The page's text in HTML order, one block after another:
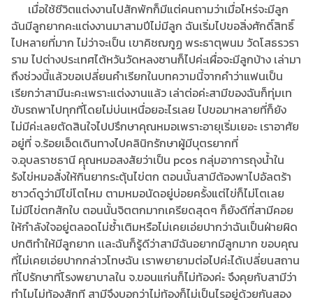
เมื่อใช้ชีวิตแต่งงานไปสักพักก็มีแต่คนถามว่าเมื่อไหร่จะมีลูก
ฉันมีลูกยากคะแต่งงานมาสามปีไม่มีลูก ฉันเริ่มไปขอสิ่งศักดิ์สิทธิ์
ไปหลายที่มาก ไม่ว่าจะเป็น เขาคิชฌกูฏ พระธาตุพนม วัดโสธรวรา
ราม ไปต่างประเทศไต้หวันวัดหลงซานก็ไปค่ะเผื่อจะมีลูกบ้าง เล่ามา
ถึงช่วงนี้แล้วขอเปลี่ยนคำเรียกในบทความนี้จากคำว่าแฟนเป็น
เรียกว่าสามีนะคะเพราะแต่งงานแล้ว เล่าต่อค่ะสามีของฉันก็ทุ่มเท
ขับรถพาไปทุกที่โดยไม่บ่นเหนื่อยอะไรเลย ไปขอมาหลายที่ก็ยัง
ไม่มีค่ะเลยตัดสินใจไปปรึกษาคุณหมอเพราะอายุเริ่มเยอะ เราอาศัย
อยู่ที่ จ.ร้อยเอ็ดเดินทางไปคลินิกรักษาผู้มีบุตรยากที่
จ.อุบลราชธานี คุุณหมอสงสัยว่าเป็น pcos กลุ่มอาการถุงน้ำใน
รังไข่หมอสั่งให้กินยากระตุ้นไข่ตก ตอนนั้นสามีต้องพาไปอัลตร้า
ซาวด์ดูว่ามีไข่โตไหม ตามหมอนัดอยู่บ่อยครั้งแต่ไข่ก็ไม่โตเลย
ไม่มีไข่ตกสักใบ ตอนนั้นจิตตกมากเครียดสุดๆ ก็ยังดีที่สามีคอย
ให้กำลังใจอยู่ตลอดไม่ซ้ำเติมหรือไม่เคยเอ่ยปากว่าฉันเป็นฝ่ายผิด
ปกติทำให้มีลูกยาก เเละฉันก็รู้ดีว่าสามีฉันอยากมีลูกมาก ขอบคุณ
ที่ไม่เคยเอ่ยปากกล่าวโทษฉัน เราพยายามต่อไปค่ะได้เปลี่ยนสถาน
ที่ไปรักษาที่โรงพยาบาลใน จ.ขอนแก่นก็ไม่ท้องค่ะ จึงคุยกับสามีว่า
ทำไมไม่ท้องสักที สามีจึงบอกว่าไม่ท้องก็ไม่เป็นไรอยู่ด้วยกันสอง